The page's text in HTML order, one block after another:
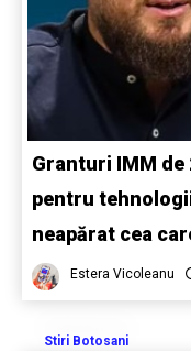
Granturi IMM de
pentru
neapărat cea
Estera Vicoleanu
Stiri Botosani